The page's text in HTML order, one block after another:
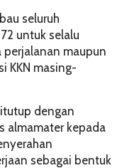
seluruh
untuk selalu
perjalanan maupun
KKN masing-
dengan
almamater kepada
sebagai bentuk